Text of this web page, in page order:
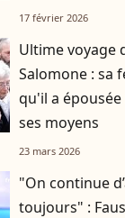
kilomètre de la
17 février 2026
Ultime voyage
Salomone : sa
qu'il a
ses moyens
23 mars 2026
"On continue
toujours" :